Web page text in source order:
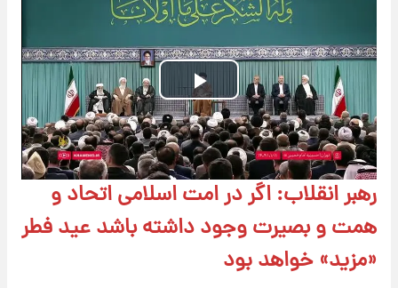
Play
Video
رهبر انقلاب: اگر در امت اسلامی اتحاد و
همت و بصیرت وجود داشته باشد عید فطر
«مزید» خواهد بود